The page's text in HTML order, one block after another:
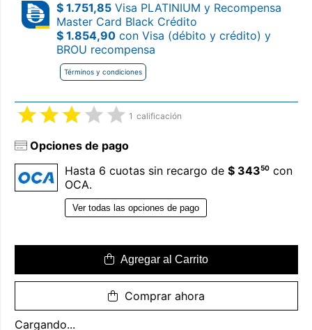
$ 1.751,85 Visa PLATINIUM y Recompensa
Master Card Black Crédito
$ 1.854,90 con Visa (débito y crédito) y
BROU recompensa
Términos y condiciones
1 calificación
Opciones de pago
Hasta 6 cuotas sin recargo de $ 34350 con
OCA.
Ver todas las opciones de pago
Agregar al Carrito
Comprar ahora
Cargando...